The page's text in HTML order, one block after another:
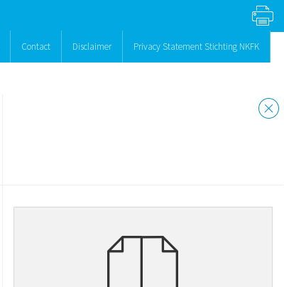
Contact Disclaimer Privacy Statement Stichting NKFK